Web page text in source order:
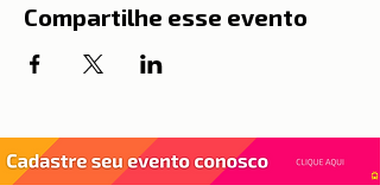
Compartilhe esse evento